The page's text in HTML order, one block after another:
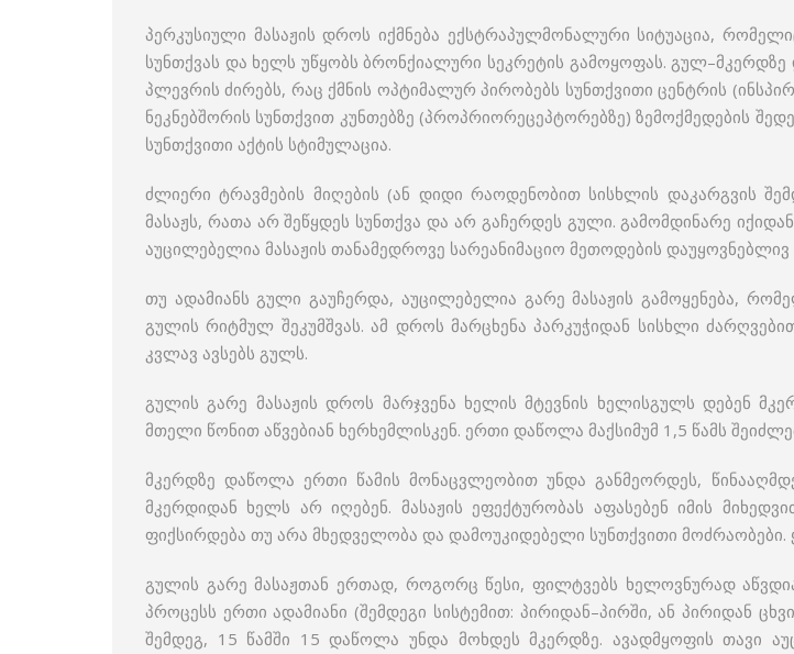
პერკუსიული მასაჟის დროს იქმნება ექსტრაპულმონალური სიტუაცია,
სუნთქვას და ხელს უწყობს ბრონქიალური სეკრეტის გამოყოფას.
პლევრის ძირებს, რაც ქმნის ოპტიმალურ პირობებს სუნთქვითი ცენტრის
ნეკნებშორის სუნთქვით კუნთებზე (პროპრიორეცეპტორებზე) ზემოქმედების
სუნთქვითი აქტის სტიმულაცია.
ძლიერი ტრავმების მიღების (ან დიდი რაოდენობით სისხლის დაკარგვის
მასაჟს, რათა არ შეწყდეს სუნთქვა და არ გაჩერდეს გული. გამომდინარე
აუცილებელია მასაჟის თანამედროვე სარეანიმაციო მეთოდების
თუ ადამიანს გული გაუჩერდა, აუცილებელია გარე მასაჟის გამოყენება,
გულის რიტმულ შეკუმშვას. ამ დროს მარცხენა პარკუჭიდან სისხლი
კვლავ ავსებს გულს.
გულის გარე მასაჟის დროს მარჯვენა ხელის მტევნის ხელისგულს დებენ
მთელი წონით აწვებიან ხერხემლისკენ. ერთი დაწოლა მაქსიმუმ 1,5 წამს
მკერდზე დაწოლა ერთი წამის მონაცვლეობით უნდა განმეორდეს,
მკერდიდან ხელს არ იღებენ. მასაჟის ეფექტურობას აფასებენ იმის
ფიქსირდება თუ არა მხედველობა და დამოუკიდებელი სუნთქვითი მოძრაობები.
გულის გარე მასაჟთან ერთად, როგორც წესი, ფილტვებს ხელოვნურად
პროცესს ერთი ადამიანი (შემდეგი სისტემით: პირიდან–პირში, ან პირიდან
შემდეგ, 15 წამში 15 დაწოლა უნდა მოხდეს მკერდზე. ავადმყოფის თავი